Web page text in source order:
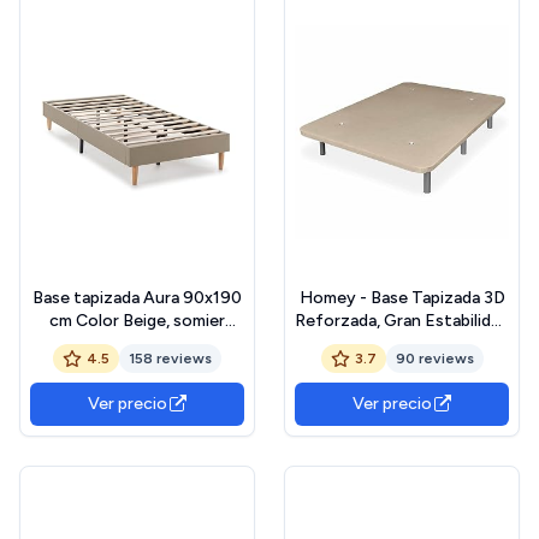
Base tapizada Aura 90x190
cm Color Beige, somier
tapizado, 30 cm Altura
4.5 158 reviews
Ver precio
Homey - Base Tapizada 3D
Reforzada, Gran Estabilidad
con 5 Barras Transversales
y 6 Patas metálicas
roscadas de 27cm, 90 x
200, Beige
3.7 90 reviews
Ver precio